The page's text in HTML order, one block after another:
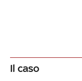
Il caso